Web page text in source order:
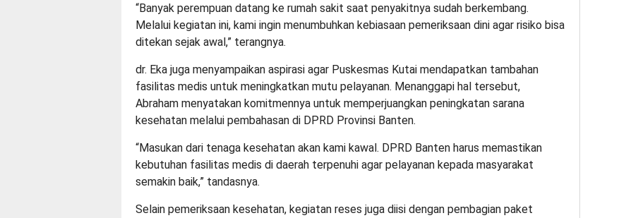
“Banyak perempuan datang ke rumah sakit saat penyakitnya sudah berkembang.
Melalui kegiatan ini, kami ingin menumbuhkan kebiasaan pemeriksaan dini agar risiko bisa
ditekan sejak awal,” terangnya.
dr. Eka juga menyampaikan aspirasi agar Puskesmas Kutai mendapatkan tambahan
fasilitas medis untuk meningkatkan mutu pelayanan. Menanggapi hal tersebut,
Abraham menyatakan komitmennya untuk memperjuangkan peningkatan sarana
kesehatan melalui pembahasan di DPRD Provinsi Banten.
“Masukan dari tenaga kesehatan akan kami kawal. DPRD Banten harus memastikan
kebutuhan fasilitas medis di daerah terpenuhi agar pelayanan kepada masyarakat
semakin baik,” tandasnya.
Selain pemeriksaan kesehatan, kegiatan reses juga diisi dengan pembagian paket